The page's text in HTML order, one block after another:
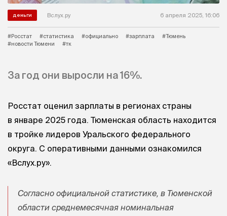
деньги Вслух.ру 6 апреля 2025, 16:06
#Росстат #статистика #официально #зарплата
#Тюмень
#новости Тюмени
#тк
За год они выросли на 16%.
Росстат оценил зарплаты в регионах страны
в январе 2025 года. Тюменская область находится
в тройке лидеров Уральского федерального
округа. С оперативными данными ознакомился
«Вслух.ру».
Согласно официальной статистике, в Тюменской
области среднемесячная номинальная